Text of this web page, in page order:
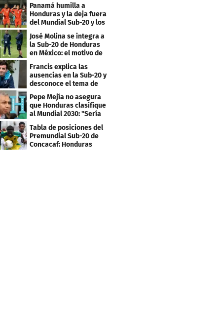
Panamá humilla a
Honduras y la deja fuera
del Mundial Sub-20 y los
Juegos Olímpicos
José Molina se integra a
la Sub-20 de Honduras
en México: el motivo de
su viaje
Francis explica las
ausencias en la Sub-20 y
desconoce el tema de
los tiktokers
Pepe Mejía no asegura
que Honduras clasifique
al Mundial 2030: "Sería
mentir"
Tabla de posiciones del
Premundial Sub-20 de
Concacaf: Honduras